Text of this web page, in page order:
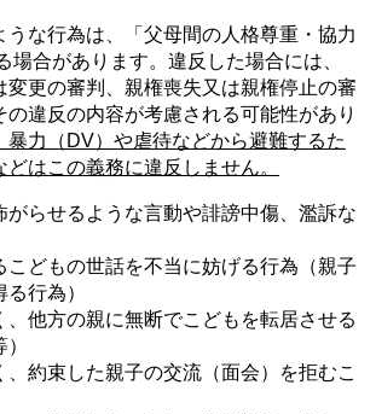
うな行為は、「父母間の人格尊重・協力
場合があります。違反した場合には、
変更の審判、親権喪失又は親権停止の審
の違反の内容が考慮される可能性があり
力（DV）や虐待などから避難するた
はこの義務に違反しません。
がらせるような言動や誹謗中傷、濫訴な
こどもの世話を不当に妨げる行為（親子
行為）
、他方の親に無断でこどもを転居させる
、約束した親子の交流（面会）を拒むこ